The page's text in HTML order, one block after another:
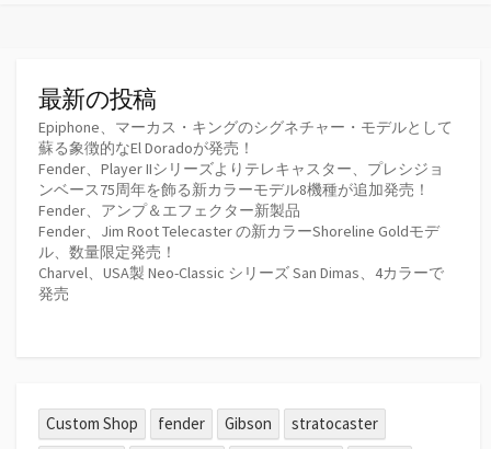
最新の投稿
Epiphone、マーカス・キングのシグネチャー・モデルとして
蘇る象徴的なEl Doradoが発売！
Fender、Player IIシリーズよりテレキャスター、プレシジョ
ンベース75周年を飾る新カラーモデル8機種が追加発売！
Fender、アンプ＆エフェクター新製品
Fender、Jim Root Telecaster の新カラーShoreline Goldモデ
ル、数量限定発売！
Charvel、USA製 Neo-Classic シリーズ San Dimas、4カラーで
発売
Custom Shop fender Gibson
stratocaster